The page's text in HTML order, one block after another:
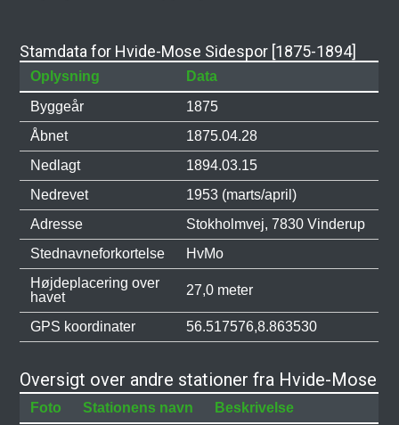
Stamdata for Hvide-Mose Sidespor [1875-1894]
Oplysning
Data
Byggeår
1875
Åbnet
1875.04.28
Nedlagt
1894.03.15
Nedrevet
1953 (marts/april)
Adresse
Stokholmvej, 7830 Vinderup
Stednavneforkortelse
HvMo
Højdeplacering over
havet
27,0 meter
GPS koordinater 56.517576,8.863530
Oversigt over andre stationer fra Hvide-Mose
Foto Stationens navn
Beskrivelse